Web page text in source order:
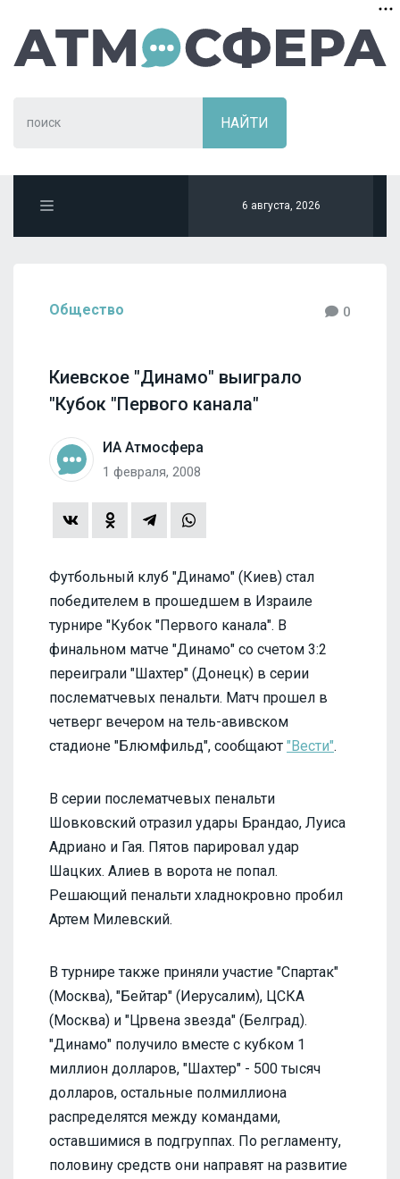
6 августа, 2026
Общество 0
Киевское "Динамо" выиграло
"Кубок "Первого канала"
ИА Атмосфера
1 февраля, 2008
Футбольный клуб "Динамо" (Киев) стал
победителем в прошедшем в Израиле
турнире "Кубок "Первого канала". В
финальном матче "Динамо" со счетом 3:2
переиграли "Шахтер" (Донецк) в серии
послематчевых пенальти. Матч прошел в
четверг вечером на тель-авивском
стадионе "Блюмфильд", сообщают "Вести".
В серии послематчевых пенальти
Шовковский отразил удары Брандао, Луиса
Адриано и Гая. Пятов парировал удар
Шацких. Алиев в ворота не попал.
Решающий пенальти хладнокровно пробил
Артем Милевский.
В турнире также приняли участие "Спартак"
(Москва), "Бейтар" (Иерусалим), ЦСКА
(Москва) и "Црвена звезда" (Белград).
"Динамо" получило вместе с кубком 1
миллион долларов, "Шахтер" - 500 тысяч
долларов, остальные полмиллиона
распределятся между командами,
оставшимися в подгруппах. По регламенту,
половину средств они направят на развитие